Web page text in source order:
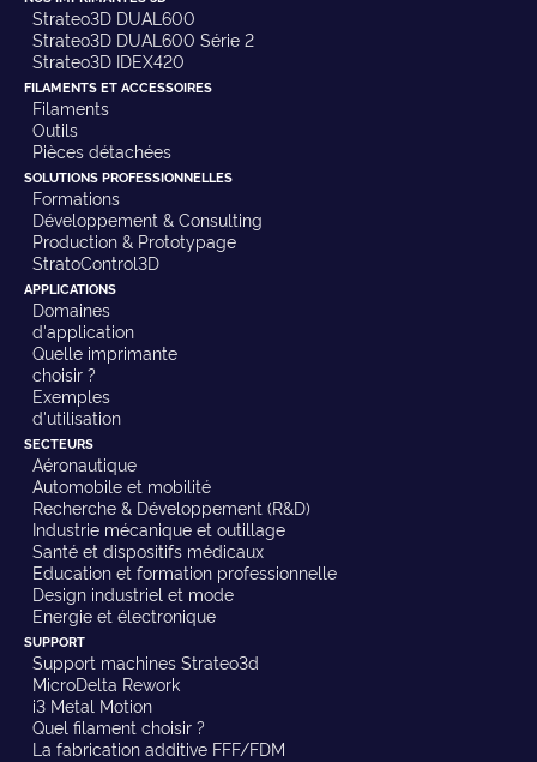
Strateo3D DUAL600
Strateo3D DUAL600 Série 2
Strateo3D IDEX420
FILAMENTS ET ACCESSOIRES
Filaments
Outils
Pièces détachées
SOLUTIONS PROFESSIONNELLES
Formations
Développement & Consulting
Production & Prototypage
StratoControl3D
APPLICATIONS
Domaines
d'application
Quelle imprimante
choisir ?
Exemples
d'utilisation
SECTEURS
Aéronautique
Automobile et mobilité
Recherche & Développement (R&D)
Industrie mécanique et outillage
Santé et dispositifs médicaux
Education et formation professionnelle
Design industriel et mode
Energie et électronique
SUPPORT
Support machines Strateo3d
MicroDelta Rework
i3 Metal Motion
Quel filament choisir ?
La fabrication additive FFF/FDM